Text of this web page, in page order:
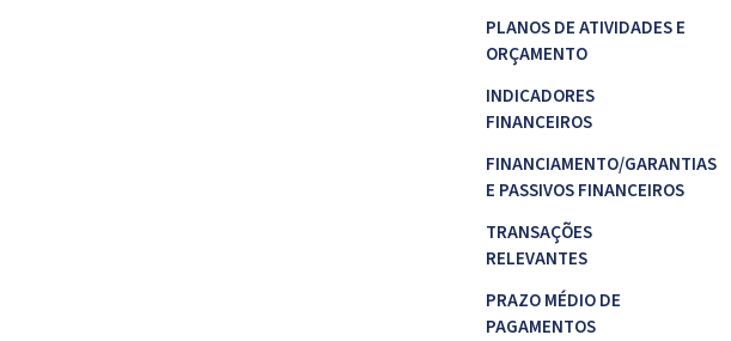
PLANOS DE ATIVIDADES E
ORÇAMENTO
INDICADORES
FINANCEIROS
FINANCIAMENTO/GARANTIAS
E PASSIVOS FINANCEIROS
TRANSAÇÕES
RELEVANTES
PRAZO MÉDIO DE
PAGAMENTOS